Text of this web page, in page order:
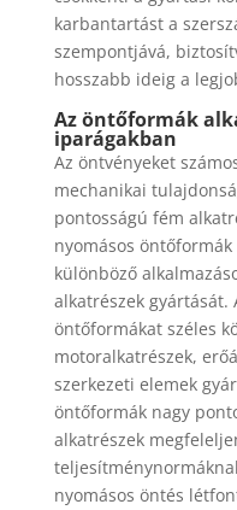
karbantartást a
szempontjává,
hosszabb ideig a
Az öntőformák
iparágakban
Az öntvényeket
mechanikai
pontosságú fém
nyomásos
különböző
alkatrészek gyártását.
öntőformákat széles
motoralkatrészek,
szerkezeti elemek
öntőformák nagy
alkatrészek
nyomásos öntés